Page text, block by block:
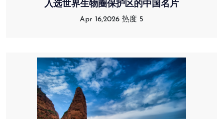
入选世界生物圈保护区的中国名片
Apr 16,2026 热度 5